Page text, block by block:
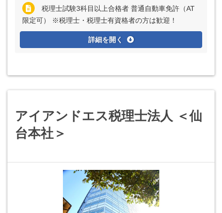
税理士試験3科目以上合格者 普通自動車免許（AT
限定可） ※税理士・税理士有資格者の方は歓迎！
詳細を開く
アイアンドエス税理士法人 ＜仙
台本社＞